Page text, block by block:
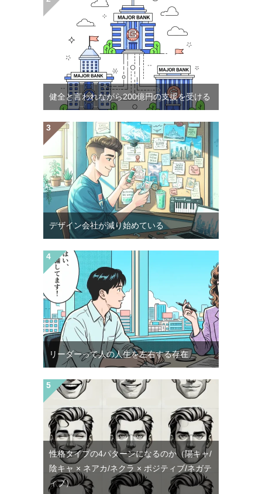
健全と言われながら200億円の支援を受ける
デザイン会社が減り始めている
リーダーって人の人生を左右する存在
性格タイプの4パターンになるのか（陽キャ/
陰キャ × ネアカ/ネクラ × ポジティブ/ネガテ
ィブ）